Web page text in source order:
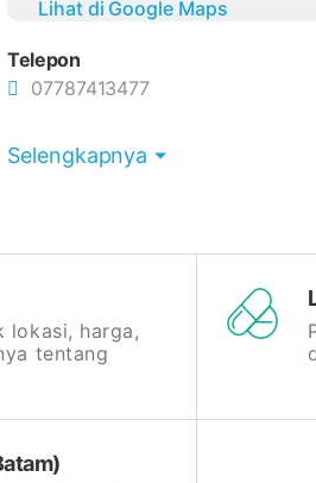
Lihat di Google Maps
Telepon
07787413477
Selengkapnya
lokasi, harga,
tentang